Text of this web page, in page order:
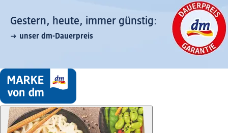
Gestern, heute, immer günstig:
unser dm-Dauerpreis